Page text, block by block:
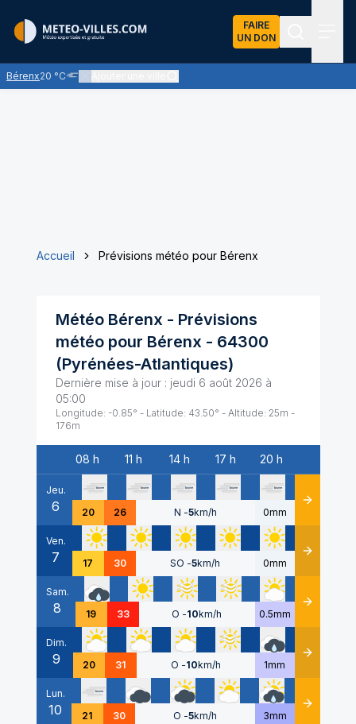
FAIRE
UN DON
Bérenx20 °C
Nuages bas ou brouillard - visibilité généralement réduite à
Accueil Prévisions météo pour Bérenx
Météo Bérenx - Prévisions
météo pour Bérenx - 64300
(Pyrénées-Atlantiques)
Dernière mise à jour : jeudi 6 août 2026 à
05:00
Longitude: -0.85° - Latitude: 43.50° - Altitude: 25m -
176m
Date
08 h 11 h 14 h 17 h 20 h
Jeu.
6 20 26 N -5km/h 0mm Détails
Ven.
7 17 30 SO -5km/h 0mm Détails
Sam.
8 19 33 O -10km/h 0.5mm Détails
Dim.
9 20 31 O -10km/h 1mm Détails
Lun.
10 21 30 O -5km/h 3mm Détails